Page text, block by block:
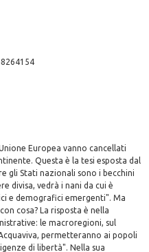
Europea vanno cancellati
Questa è la tesi esposta dal
gli Stati nazionali sono i becchini
divisa, vedrà i nani da cui è
e demografici emergenti". Ma
cosa? La risposta è nella
le macroregioni, sul
permetteranno ai popoli
di libertà". Nella sua